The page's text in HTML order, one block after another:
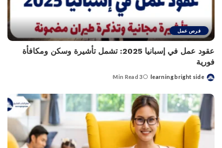
فرص عمل
عقود عمل في إسبانيا 2025: تشمل تأشيرة وسكن ومكافأة
فورية
Posted
learning bright side
3 Min Read